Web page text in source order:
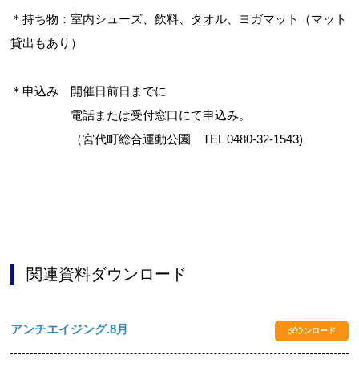
＊持ち物：室内シューズ、飲料、タオル、ヨガマット（マット
貸出もあり）
＊申込み 開催日前日までに
電話または受付窓口にて申込み。
（宮代町総合運動公園 TEL 0480-32-1543)
関連資料ダウンロード
アンチエイジング.8月 ダウンロード